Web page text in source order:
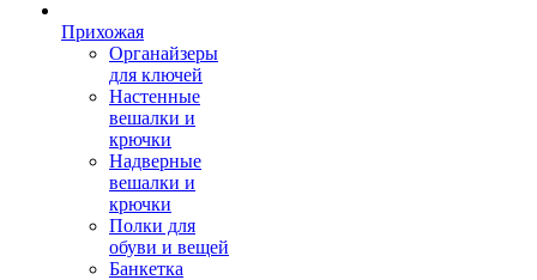
Прихожая
Органайзеры
для ключей
Настенные
вешалки и
крючки
Надверные
вешалки и
крючки
Полки для
обуви и вещей
Банкетка